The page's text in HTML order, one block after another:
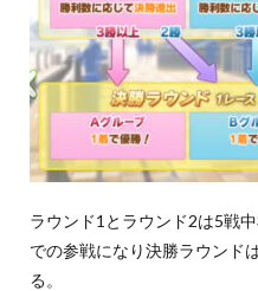
ラウンド1とラウンド2は5戦
での参戦になり決勝ラウンド
る。